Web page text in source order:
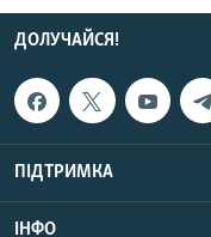
ДОЛУЧАЙСЯ!
ПІДТРИМКА
ІНФО